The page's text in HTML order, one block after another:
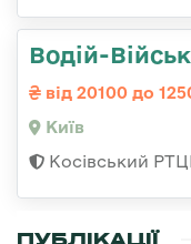
Водій-
від 20100 до
Київ
Косівський